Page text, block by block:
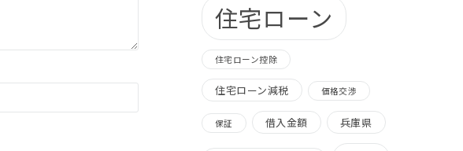
住宅ローン
住宅ローン控除
住宅ローン減税 価格交渉
保証 借入金額 兵庫県